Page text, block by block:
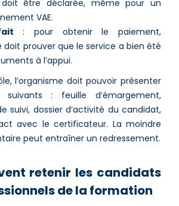
être déclarée, même pour un
VAE.
: pour obtenir le paiement,
doit prouver que le service a bien été
à l’appui.
l’organisme doit pouvoir présenter
: feuille d’émargement,
suivi, dossier d’activité du candidat,
avec le certificateur. La moindre
peut entraîner un redressement.
retenir les candidats
de la formation